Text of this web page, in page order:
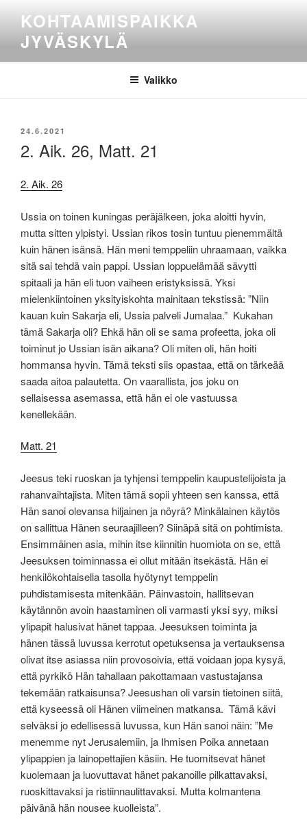
sisältöönKOHTAAMISPAIKKA
JYVÄSKYLÄ
Valikko
JULKAISTU
24.6.2021
2. Aik. 26, Matt. 21
2. Aik. 26
Ussia on toinen kuningas peräjälkeen, joka aloitti hyvin,
mutta sitten ylpistyi. Ussian rikos tosin tuntuu pienemmältä
kuin hänen isänsä. Hän meni temppeliin uhraamaan, vaikka
sitä sai tehdä vain pappi. Ussian loppuelämää sävytti
spitaali ja hän eli tuon vaiheen eristyksissä. Yksi
mielenkiintoinen yksityiskohta mainitaan tekstissä: ”Niin
kauan kuin Sakarja eli, Ussia palveli Jumalaa.” Kukahan
tämä Sakarja oli? Ehkä hän oli se sama profeetta, joka oli
toiminut jo Ussian isän aikana? Oli miten oli, hän hoiti
hommansa hyvin. Tämä teksti siis opastaa, että on tärkeää
saada aitoa palautetta. On vaarallista, jos joku on
sellaisessa asemassa, että hän ei ole vastuussa
kenellekään.
Matt. 21
Jeesus teki ruoskan ja tyhjensi temppelin kaupustelijoista ja
rahanvaihtajista. Miten tämä sopii yhteen sen kanssa, että
Hän sanoi olevansa hiljainen ja nöyrä? Minkälainen käytös
on sallittua Hänen seuraajilleen? Siinäpä sitä on pohtimista.
Ensimmäinen asia, mihin itse kiinnitin huomiota on se, että
Jeesuksen toiminnassa ei ollut mitään itsekästä. Hän ei
henkilökohtaisella tasolla hyötynyt temppelin
puhdistamisesta mitenkään. Päinvastoin, hallitsevan
käytännön avoin haastaminen oli varmasti yksi syy, miksi
ylipapit halusivat hänet tappaa. Jeesuksen toiminta ja
hänen tässä luvussa kerrotut opetuksensa ja vertauksensa
olivat itse asiassa niin provosoivia, että voidaan jopa kysyä,
että pyrkikö Hän tahallaan pakottamaan vastustajansa
tekemään ratkaisunsa? Jeesushan oli varsin tietoinen siitä,
että kyseessä oli Hänen viimeinen matkansa. Tämä kävi
selväksi jo edellisessä luvussa, kun Hän sanoi näin: ”Me
menemme nyt Jerusalemiin, ja Ihmisen Poika annetaan
ylipappien ja lainopettajien käsiin. He tuomitsevat hänet
kuolemaan ja luovuttavat hänet pakanoille pilkattavaksi,
ruoskittavaksi ja ristiinnaulittavaksi. Mutta kolmantena
päivänä hän nousee kuolleista”.